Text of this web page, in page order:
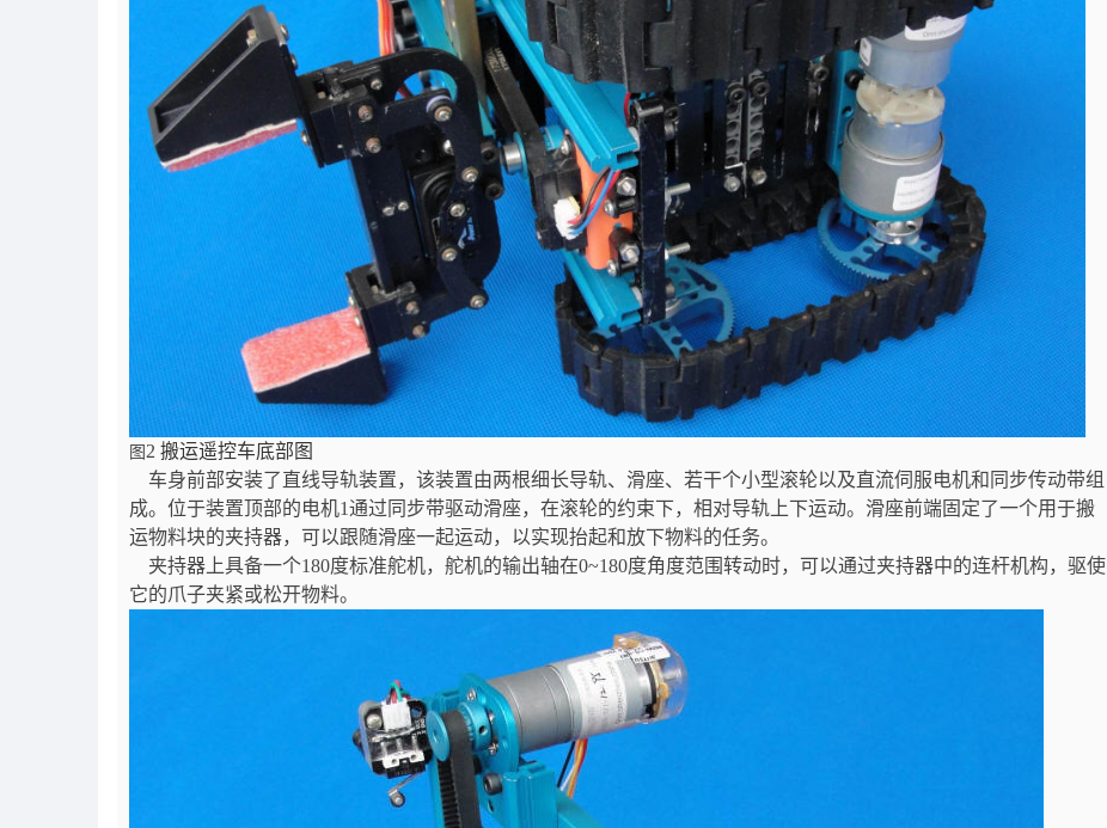
图 2 搬运遥控车底部图
车身前部安装了直线导轨装置，该装置由两根细长导轨、滑座、若干个小型滚轮以及直流伺服电机和同步传动带组
成。位于装置顶部的电机1通过同步带驱动滑座，在滚轮的约束下，相对导轨上下运动。滑座前端固定了一个用于搬
运物料块的夹持器，可以跟随滑座一起运动，以实现抬起和放下物料的任务。
夹持器上具备一个180度标准舵机，舵机的输出轴在0~180度角度范围转动时，可以通过夹持器中的连杆机构，驱使
它的爪子夹紧或松开物料。